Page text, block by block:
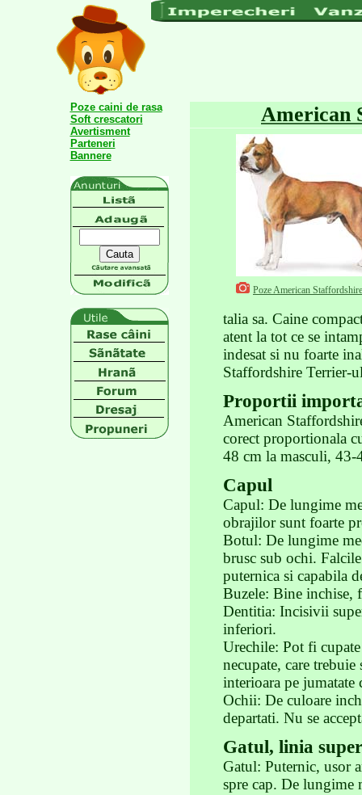
Poze caini de rasa
Soft crescatori
Avertisment
Parteneri
Bannere
American
Poze American
talia sa. Caine
atent la tot ce se
indesat si nu foarte
Staffordshire Terrier-
Proportii
American
corect proportionala
48 cm la masculi, 43-
Capul
Capul: De lungime
obrajilor sunt foarte
Botul: De lungime
brusc sub ochi.
puternica si capabila
Buzele: Bine inchise,
Dentitia: Incisivii
inferiori.
Urechile: Pot fi
necupate, care trebuie
interioara pe jumatate
Ochii: De culoare
departati. Nu se
Gatul, linia
Gatul: Puternic, usor
spre cap. De lungime